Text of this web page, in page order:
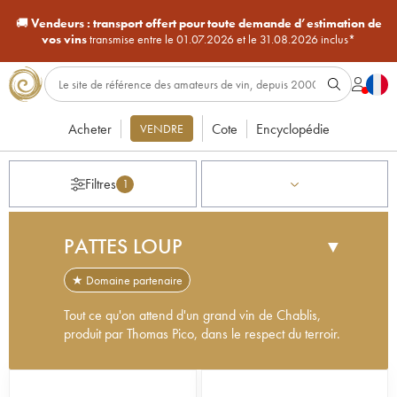
🚚Vendeurs : transport offert pour toute demande d’estimation de
vos vinstransmise entre le 01.07.2026 et le 31.08.2026 inclus*
Acheter VENDRE Cote Encyclopédie
Filtres 1
PATTES LOUP ▼
★ Domaine partenaire
Tout ce qu'on attend d'un grand vin de Chablis,
produit par Thomas Pico, dans le respect du terroir.